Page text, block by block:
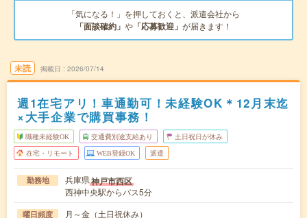
「気になる！」を押しておくと、派遣会社から
「面談確約」 や 「応募歓迎」 が届きます！
未読 掲載日 2026/07/14
週1在宅アリ！車通勤可！未経験OK＊12月末迄
×大手企業で購買事務！
職種未経験OK 交通費別途支給あり 土日祝日が休み
在宅・リモート WEB登録OK 派遣
勤務地 兵庫県神戸市西区
西神中央駅からバス5分
曜日頻度 月～金（土日祝休み）